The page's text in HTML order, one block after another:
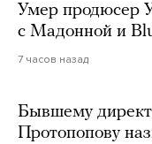
Умер продюсер
с Мадонной и
7 часов назад
Бывшему
Протопопову